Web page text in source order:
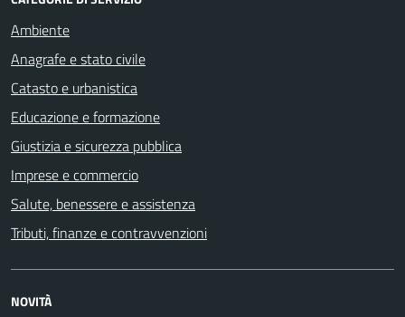
Ambiente
Anagrafe e stato civile
Catasto e urbanistica
Educazione e formazione
Giustizia e sicurezza pubblica
Imprese e commercio
Salute, benessere e assistenza
Tributi, finanze e contravvenzioni
NOVITÀ